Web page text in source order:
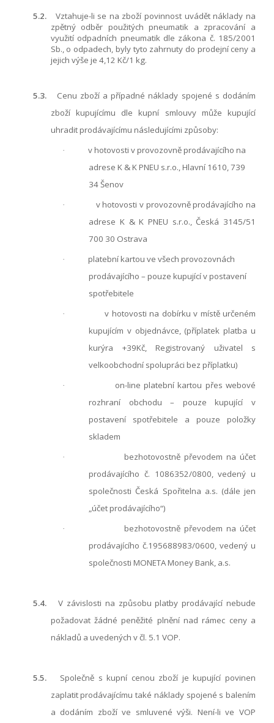
5.2.
Vztahuje-li se na zboží povinnost uvádět náklady na
zpětný odběr použitých pneumatik a zpracování a
využití odpadních pneumatik dle zákona č. 185/2001
Sb., o odpadech, byly tyto zahrnuty do prodejní ceny a
jejich výše je 4,12 Kč/1 kg.
5.3.
Cenu zboží a případné náklady spojené s dodáním
zboží kupujícímu dle kupní smlouvy může kupující
uhradit prodávajícímu následujícími způsoby:
·
v hotovosti v provozovně prodávajícího na
adrese K & K PNEU s.r.o., Hlavní 1610, 739
34 Šenov
·
v hotovosti v provozovně prodávajícího na
adrese K & K PNEU s.r.o., Česká 3145/51
700 30 Ostrava
·
platební kartou ve všech provozovnách
prodávajícího – pouze kupující v postavení
spotřebitele
·
v hotovosti na dobírku v místě určeném
kupujícím v objednávce, (příplatek platba u
kurýra +39Kč, Registrovaný uživatel s
velkoobchodní spolupráci bez příplatku)
·
on-line platební kartou přes webové
rozhraní obchodu – pouze kupující v
postavení spotřebitele a pouze položky
skladem
·
bezhotovostně převodem na účet
prodávajícího č. 1086352/0800, vedený u
společnosti Česká Spořitelna a.s. (dále jen
„účet prodávajícího“)
·
bezhotovostně převodem na účet
prodávajícího č.195688983/0600, vedený u
společnosti MONETA Money Bank, a.s.
5.4.
V závislosti na způsobu platby prodávající nebude
požadovat žádné peněžité plnění nad rámec ceny a
nákladů a uvedených v čl. 5.1 VOP.
5.5.
Společně s kupní cenou zboží je kupující povinen
zaplatit prodávajícímu také náklady spojené s balením
a dodáním zboží ve smluvené výši. Není-li ve VOP